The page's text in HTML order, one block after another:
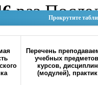
Прокрутите
Перечень
учебных
курсов, дисциплин
(модулей), практик
раз
04